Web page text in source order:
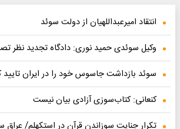
انتقاد امیرعبداللهیان از دولت سوئد
وکیل سوئدی حمید نوری: دادگاه تجدید نظر
سوئد بازداشت جاسوس خود را در ایران تایید
کنعانی: کتاب‌سوزی آزادی بیان نیست
تکرار جنایت سوزاندن قرآن در استکهلم/ عراق